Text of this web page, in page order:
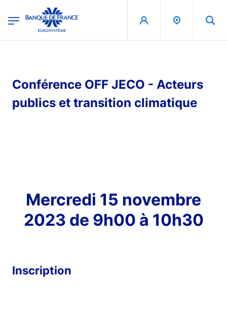
Banque de France - Menu Principal
Conférence OFF JECO - Acteurs
publics et transition climatique
Mercredi 15 novembre
2023 de 9h00 à 10h30
Inscription